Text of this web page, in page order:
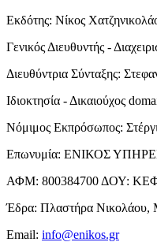
Εκδότης: Νίκος
Γενικός Διευθυντής -
Διευθύντρια Σύνταξης:
Ιδιοκτησία - Δικαιούχος
Νόμιμος Εκπρόσωπος:
Επωνυμία: ΕΝΙΚΟΣ
ΑΦΜ: 800384700 ΔΟΥ:
Έδρα: Πλαστήρα Νικολάου,
Email: info@enikos.gr